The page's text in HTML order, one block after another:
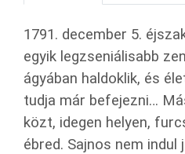
1791. december 5.
egyik legzseniálisabb
ágyában haldoklik, és
tudja már befejezni…
közt, idegen helyen,
ébred. Sajnos nem indul